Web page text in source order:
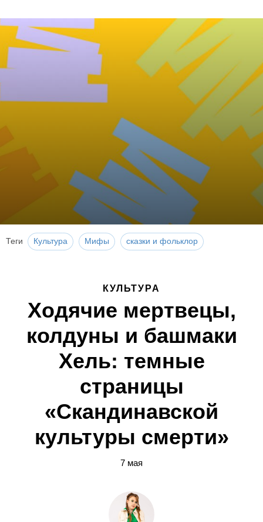
Теги Культура Мифы сказки и фольклор
КУЛЬТУРА
Ходячие мертвецы,
колдуны и башмаки
Хель: темные
страницы
«Скандинавской
культуры смерти»
7 мая